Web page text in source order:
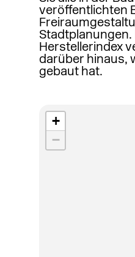
veröffentlichten
Stadtplanungen.
Herstellerindex
darüber hinaus,
gebaut hat.
+
−